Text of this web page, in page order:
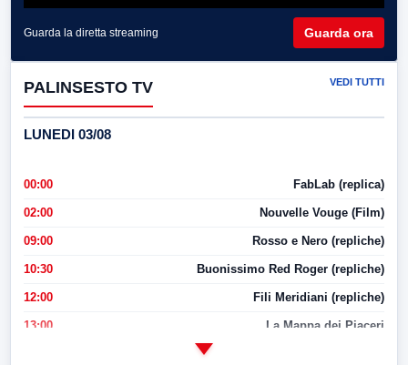
Guarda la diretta streaming Guarda ora
PALINSESTO TV VEDI TUTTI
LUNEDI 03/08
00:00 FabLab (replica)
02:00 Nouvelle Vouge (Film)
09:00 Rosso e Nero (repliche)
10:30 Buonissimo Red Roger (repliche)
12:00 Fili Meridiani (repliche)
13:00 La Mappa dei Piaceri